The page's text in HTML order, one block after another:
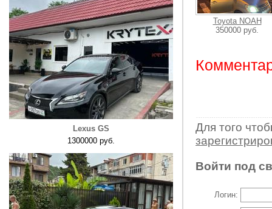
Lexus GS
1300000 руб.
Toyota NOAH
350000 руб.
Для того
Войти под
Логин: